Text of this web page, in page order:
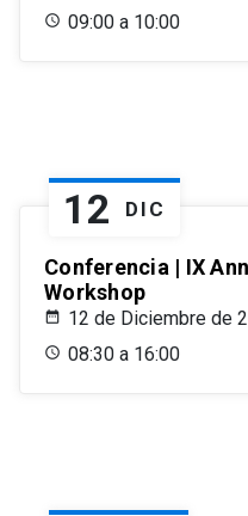
09:00 a 10:00
12 DIC
Conferencia | IX
Workshop
12 de Diciembre de
08:30 a 16:00